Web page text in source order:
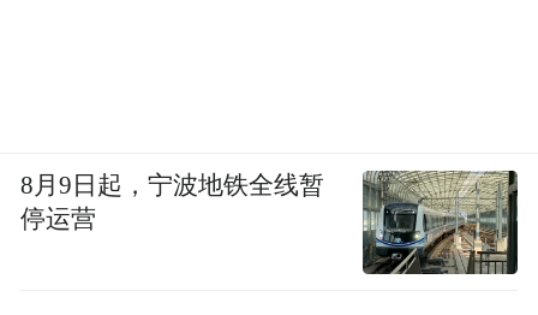
8月9日起，宁波地铁全线暂
停运营